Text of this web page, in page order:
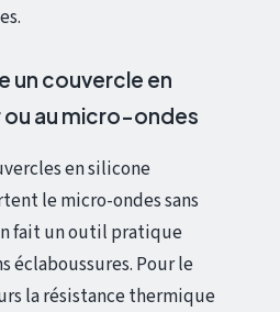
un couvercle en
ou au micro-ondes
en silicone
le micro-ondes sans
fait un outil pratique
éclaboussures. Pour le
la résistance thermique